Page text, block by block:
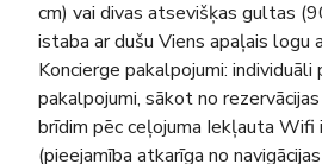
cm) vai divas atsevišķas gultas
istaba ar dušu Viens apaļais logu
Koncierge pakalpojumi: individuāli
pakalpojumi, sākot no
brīdim pēc ceļojuma Iekļauta
(pieejamība atkarīga no